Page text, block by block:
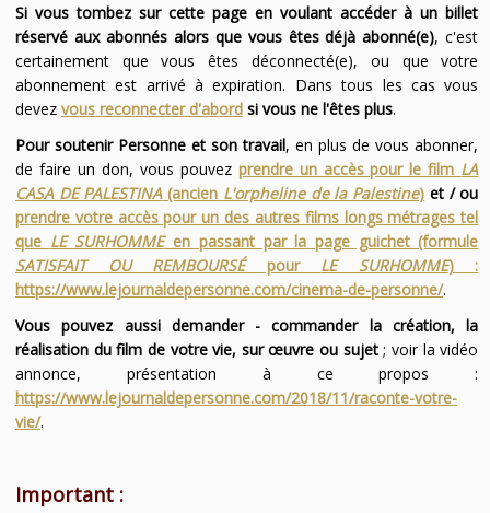
Si vous tombez sur cette page en voulant accéder à un billet
réservé aux abonnés alors que vous êtes déjà abonné(e), c'est
certainement que vous êtes déconnecté(e), ou que votre
abonnement est arrivé à expiration. Dans tous les cas vous
devez vous reconnecter d'abordsi vous ne l'êtes plus.
Pour soutenir Personne et son travail, en plus de vous abonner,
de faire un don, vous pouvez prendre un accès pour le film LA
CASA DE PALESTINA(ancien L'orpheline de la Palestine) et / ou
prendre votre accès pour un des autres films longs métrages tel
que LE SURHOMMEen passant par la page guichet (formule
SATISFAIT OU REMBOURSÉpour LE SURHOMME) :
https://www.lejournaldepersonne.com/cinema-de-personne/.
Vous pouvez aussi demander - commander la création, la
réalisation du film de votre vie, sur œuvre ou sujet; voir la vidéo
annonce, présentation à ce propos :
https://www.lejournaldepersonne.com/2018/11/raconte-votre-
vie/.
Important :